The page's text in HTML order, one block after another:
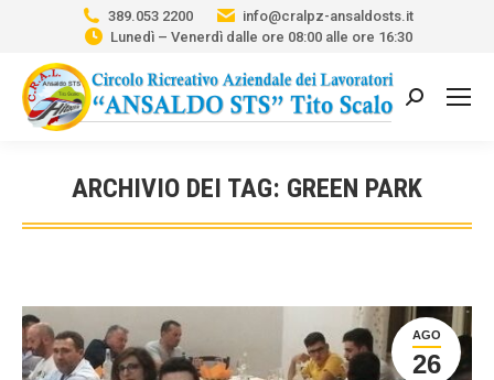
389.053 2200
info@cralpz-ansaldosts.it
Lunedì – Venerdì dalle ore 08:00 alle ore 16:30
Cerca:
ARCHIVIO DEI TAG: GREEN PARK
Tu sei qui:
AGO
26